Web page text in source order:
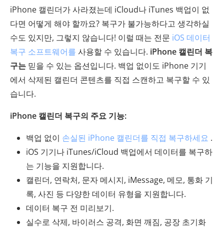
iPhone 캘린더가 사라졌는데 iCloud나 iTunes 백업이 없
다면 어떻게 해야 할까요? 복구가 불가능하다고 생각하실
수도 있지만, 그렇지 않습니다! 이럴 때는 전문 iOS 데이터
복구 소프트웨어를 사용할 수 있습니다. iPhone 캘린더 복
구는 믿을 수 있는 옵션입니다. 백업 없이도 iPhone 기기
에서 삭제된 캘린더 콘텐츠를 직접 스캔하고 복구할 수 있
습니다.
iPhone 캘린더 복구의 주요 기능:
백업 없이 손실된 iPhone 캘린더를 직접 복구하세요 .
iOS 기기나 iTunes/iCloud 백업에서 데이터를 복구하
는 기능을 지원합니다.
캘린더, 연락처, 문자 메시지, iMessage, 메모, 통화 기
록, 사진 등 다양한 데이터 유형을 지원합니다.
데이터 복구 전 미리보기.
실수로 삭제, 바이러스 공격, 화면 깨짐, 공장 초기화